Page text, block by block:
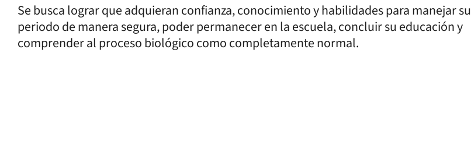
Se busca lograr que adquieran confianza, conocimiento y habilidades para manejar su
periodo de manera segura, poder permanecer en la escuela, concluir su educación y
comprender al proceso biológico como completamente normal.